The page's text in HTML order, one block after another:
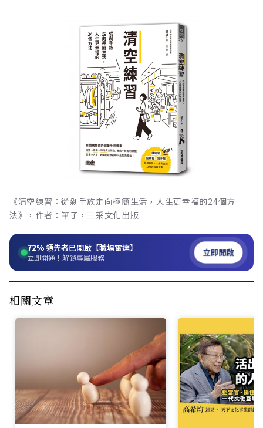
《清空練習：從剁手族走向極簡生活，人生更幸福的24個方
法》，作者：筆子，三采文化出版
72%領先者已開啟【職場雷達】
立即開通！解鎖專屬服務 立即開啟
相關文章